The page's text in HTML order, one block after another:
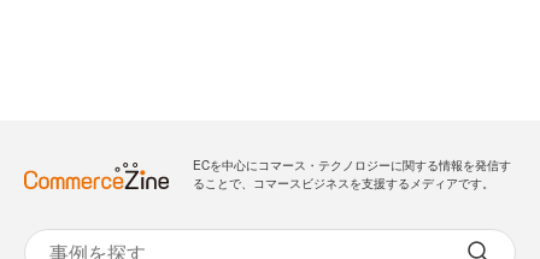
ECを中心にコマース・テクノロジーに関する情報を発信す
ることで、コマースビジネスを支援するメディアです。